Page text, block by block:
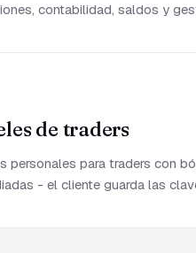
contabilidad, saldos y
de traders
personales para traders con
- el cliente guarda las